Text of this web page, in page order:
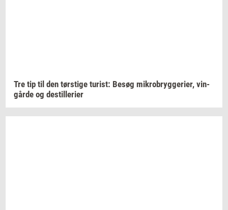
Tre tip til den tørsti­ge turist: Besøg mi­kro­bryg­ge­ri­er, vin­
går­de og destil­le­ri­er